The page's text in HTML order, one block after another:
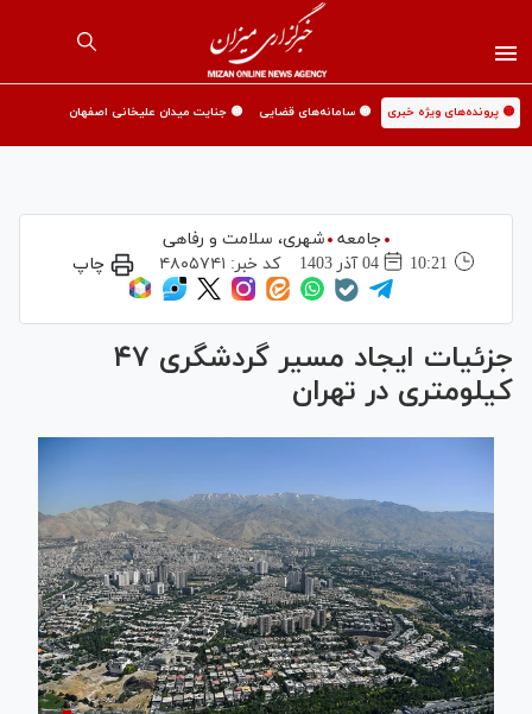
🟡 پرونده‌های ویژه خبری 🟡 سامانه‌های قضایی 🟡 جنایت میدان علیخانی اصفهان
جامعه
شهری،‌ سلامت و رفاهی
10:21
04 آذر 1403 کد خبر: ۴۸۰۵۷۴۱ چاپ
جزئیات ایجاد مسیر گردشگری ۴۷
کیلومتری در تهران